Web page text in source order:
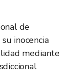
de
inocencia
mediante